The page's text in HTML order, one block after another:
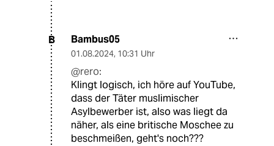
B Bambus05
01.08.2024, 10:31 Uhr
@rero:
Klingt logisch, ich höre auf YouTube,
dass der Täter muslimischer
Asylbewerber ist, also was liegt da
näher, als eine britische Moschee zu
beschmeißen, geht's noch???